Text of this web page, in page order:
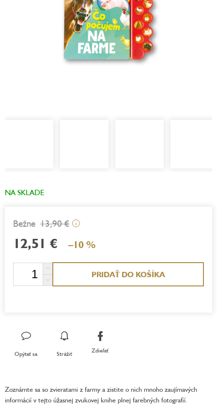
NA SKLADE
13,90 € i
12,51 € –10 %
PRIDAŤ DO KOŠÍKA
Opýtať sa Strážiť Zdieľať
Zoznámte sa so zvieratami z farmy a zistite o nich mnoho zaujímavých
informácií v tejto úžasnej zvukovej knihe plnej farebných fotografií.